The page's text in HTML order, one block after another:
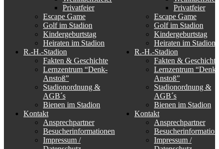
Privatfeier
Escape Game
Golf im Stadion
Kindergeburtstag
Heiraten im Stadion
R.-H.-Stadion
Fakten & Geschichte
Lernzentrum “Denk-
Anstoß”
Stadionordnung &
AGB´s
Bienen im Stadion
Kontakt
Ansprechpartner
Besucherinformationen
Impressum /
Privatfeier
Escape Game
Golf im Stadion
Kindergeburtstag
Heiraten im Stadion
R.-H.-Stadion
Fakten & Geschichte
Lernzentrum “Denk-
Anstoß”
Stadionordnung &
AGB´s
Bienen im Stadion
Kontakt
Ansprechpartner
Impressum /